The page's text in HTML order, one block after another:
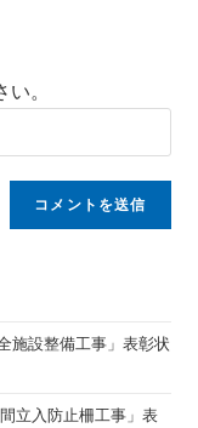
。
施設整備工事」表彰状
立入防止柵工事」表